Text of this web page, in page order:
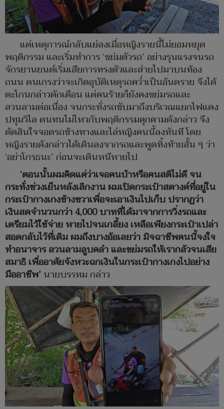
แต่เหตุการณ์กลับแย่ลงเมื่อหญิงรายนี้ไม่ยอมหยุด
พฤติกรรม และเริ่มทำการ ‘ขย่มตัวรถ’ อย่างรุนแรงจนรถ
จักรยานยนต์เริ่มเสียการทรงตัวและส่ายไปมาบนท้อง
ถนน ตนเกรงว่าจะเกิดอุบัติเหตุรถคว่ำเป็นอันตราย จึงได้
ตะโกนกล่าวตักเตือน แต่คนร้ายก็ยังคงขย่มรถและ
ลวนลามต่อเนื่อง จนกระทั่งรถขับมาถึงบริเวณแยกไฟแดง
ปทุมวิไล ตนทนไม่ไหวกับพฤติกรรมคุกคามดังกล่าว จึง
ตัดสินใจจอดรถข้างทางและไล่หญิงคนนี้ลงทันที โดย
หญิงรายดังกล่าวได้เดินลงจากรถและพูดทิ้งท้ายสั้น ๆ ว่า
‘อย่าโกรธนะ’ ก่อนจะเดินหนีหายไป
‘ตอนนั้นผมคิดแค่ว่าเจอคนบ้าหรือคนสติไม่ดี จน
กระทั่งช่วงเย็นหลังเลิกงาน ผมเปิดกระเป๋าสตางค์ที่อยู่ใน
กระเป๋ากางเกงข้างขวาเพื่อจะเอาเงินไปเก็บ ปรากฏว่า
เงินสดจำนวนกว่า4,000บาทที่ได้มาจากการวิ่งรถและ
เตรียมไว้ใช้จ่าย หายไปจนเกลี้ยง เหลือเพียงกระเป๋าเปล่า
สอดกลับไว้ที่เดิม ผมถึงบางอ้อเลยว่า มิจฉาชีพคนนี้จงใจ
ทำอนาจาร ลวนลามลูบคลำ และขย่มรถให้เรากลัวจนเสีย
สมาธิ เพื่ออาศัยจังหวะฉกเงินในกระเป๋ากางเกงไปอย่าง
มืออาชีพ’ นายบรรทม กล่าว